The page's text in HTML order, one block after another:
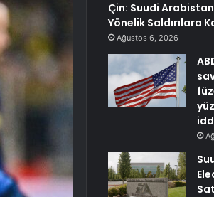
Çin: Suudi
Yönelik Saldırılara
Ağustos 6, 2026